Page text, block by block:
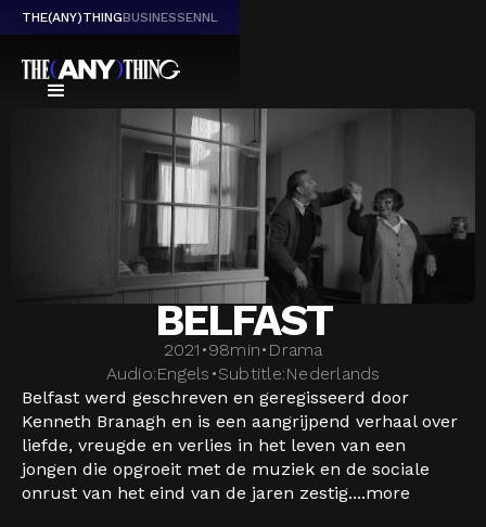
THE(ANY)THINGBUSINESSENNL
BELFAST
2021 •98min• Drama
Audio:Engels •Subtitle:Nederlands
Belfast werd geschreven en geregisseerd door
Kenneth Branagh en is een aangrijpend verhaal over
liefde, vreugde en verlies in het leven van een
jongen die opgroeit met de muziek en de sociale
onrust van het eind van de jaren zestig....more